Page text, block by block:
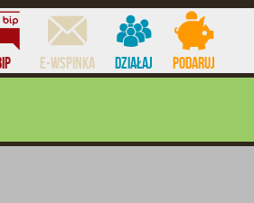
e-WSPINKA Działaj Podaruj